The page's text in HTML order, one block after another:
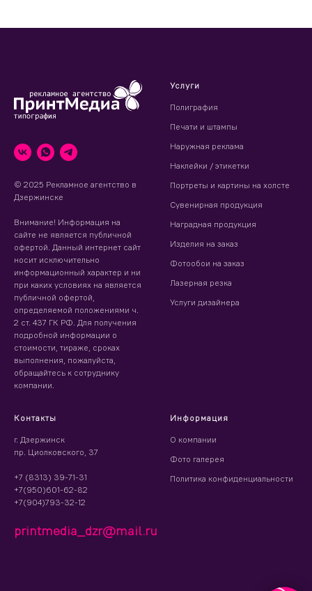
© 2025 Рекламное агентство в
Дзержинске
Внимание! Информация на
сайте не является публичной
офертой. Данный интернет сайт
носит исключительно
информационный характер и ни
при каких условиях на является
публичной офертой,
определяемой положениями ч.
2 ст. 437 ГК РФ. Для получения
подробной информации о
стоимости, тираже, сроках
выполнения, пожалуйста,
обращайтесь к сотруднику
компании.
Услуги
Полиграфия
Печати и штампы
Наружная реклама
Наклейки / этикетки
Портреты и картины на холсте
Сувенирная продукция
Наградная продукция
Изделия на заказ
Фотообои на заказ
Лазерная резка
Услуги дизайнера
Контакты
г. Дзержинск
пр. Циолковского, 37
+7 (8313) 39-71-31
+7(950)601-62-82
+7(904)793-32-12
printmedia_dzr@mail.ru
Информация
О компании
Фото галерея
Политика конфиденциальности